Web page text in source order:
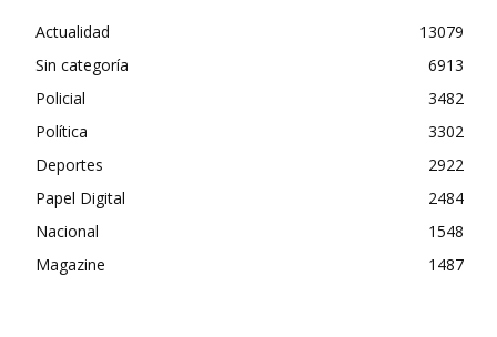
Actualidad
13079
Sin categoría
6913
Policial
3482
Política
3302
Deportes
2922
Papel Digital
2484
Nacional
1548
Magazine
1487